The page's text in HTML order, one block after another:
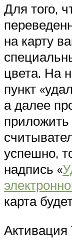
Для того,
на карту
цвета. На
пункт
а далее
успешно,
надпись «
карта
Активация